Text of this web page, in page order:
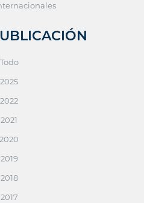
Todo
2025
2022
2021
2020
2019
2018
2017